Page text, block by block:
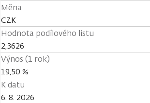
Měna
CZK
Hodnota podílového listu
2,3626
Výnos (1 rok)
19,50 %
K datu
6. 8. 2026